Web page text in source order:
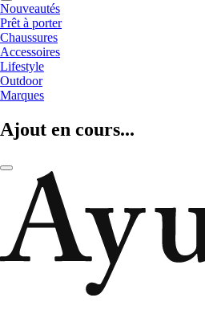
Nouveautés
Prêt à porter
Chaussures
Accessoires
Lifestyle
Outdoor
Marques
Ajout en cours...